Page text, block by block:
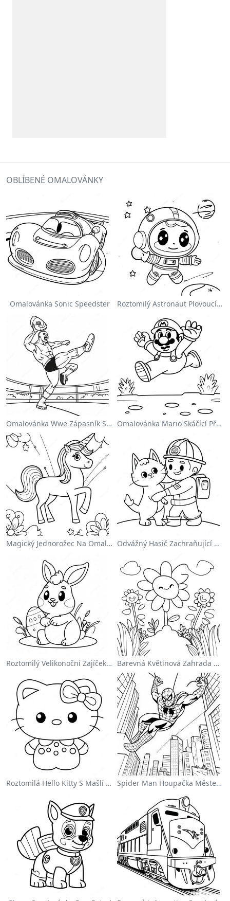
OBLÍBENÉ OMALOVÁNKY
Omalovánka Sonic Speedster Roztomilý Astronaut Plovoucí Ve Vesmíru Na Omalovánce
Omalovánka Wwe Zápasník Skáčící Na Protivníka Omalovánka Mario Skáčící Přes Goombas
Magický Jednorožec Na Omalovánce S Duhou Odvážný Hasič Zachraňující Kočku Omalovánka
Roztomilý Velikonoční Zajíček Na Omalovánce Barevná Květinová Zahrada Na Omalovánce
Roztomilá Hello Kitty S Mašlí Omalovánka Spider Man Houpačka Městem Omalovánka